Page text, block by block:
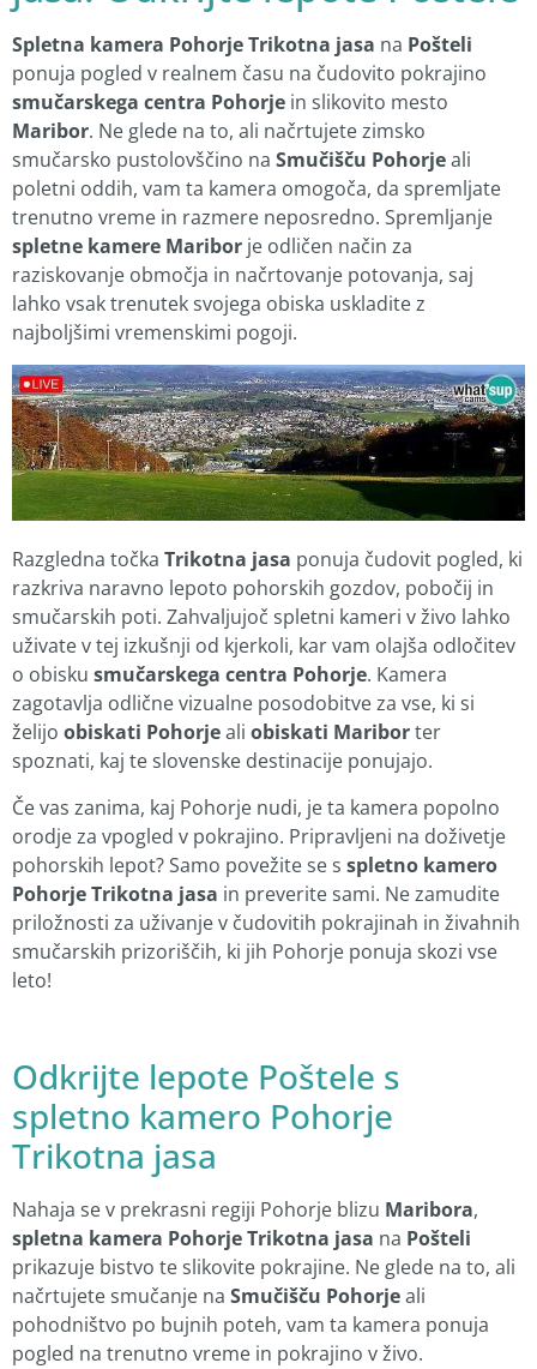
Spletna kamera Pohorje Trikotna jasa na Pošteli
ponuja pogled v realnem času na čudovito pokrajino
smučarskega centra Pohorje in slikovito mesto
Maribor. Ne glede na to, ali načrtujete zimsko
smučarsko pustolovščino na Smučišču Pohorjeali
poletni oddih, vam ta kamera omogoča, da spremljate
trenutno vreme in razmere neposredno. Spremljanje
spletne kamere Maribor je odličen način za
raziskovanje območja in načrtovanje potovanja, saj
lahko vsak trenutek svojega obiska uskladite z
najboljšimi vremenskimi pogoji.
Razgledna točka Trikotna jasa ponuja čudovit pogled, ki
razkriva naravno lepoto pohorskih gozdov, pobočij in
smučarskih poti. Zahvaljujoč spletni kameri v živo lahko
uživate v tej izkušnji od kjerkoli, kar vam olajša odločitev
o obisku smučarskega centra Pohorje. Kamera
zagotavlja odlične vizualne posodobitve za vse, ki si
želijo obiskati Pohorjeali obiskati Mariborter
spoznati, kaj te slovenske destinacije ponujajo.
Če vas zanima, kaj Pohorje nudi, je ta kamera popolno
orodje za vpogled v pokrajino. Pripravljeni na doživetje
pohorskih lepot? Samo povežite se s spletno kamero
Pohorje Trikotna jasa in preverite sami. Ne zamudite
priložnosti za uživanje v čudovitih pokrajinah in živahnih
smučarskih prizoriščih, ki jih Pohorje ponuja skozi vse
leto!
Odkrijte lepote Poštele s
spletno kamero Pohorje
Trikotna jasa
Nahaja se v prekrasni regiji Pohorje blizu Maribora,
spletna kamera Pohorje Trikotna jasa na Pošteli
prikazuje bistvo te slikovite pokrajine. Ne glede na to, ali
načrtujete smučanje na Smučišču Pohorjeali
pohodništvo po bujnih poteh, vam ta kamera ponuja
pogled na trenutno vreme in pokrajino v živo.